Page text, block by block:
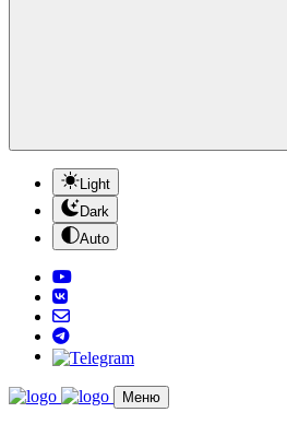
Light
Dark
Auto
Меню